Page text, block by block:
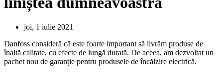
joi, 1 iulie 2021
Danfoss consideră că este foarte important să livrăm produse de
înaltă calitate, cu efecte de lungă durată. De aceea, am dezvoltat un
pachet nou de garanție pentru produsele de încălzire electrică.